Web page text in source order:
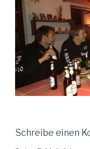
Schreibe einen